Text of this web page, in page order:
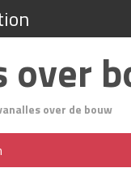
over
over de bouw